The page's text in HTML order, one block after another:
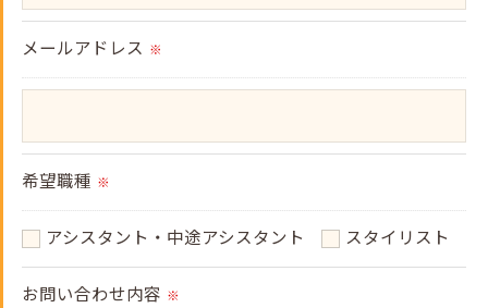
これらの委託先に対しては個人情報保護契約等の措
置をとり、適切な監督を行います。
当社では、個人情報の漏洩等がなされないよう、適
切に安全管理対策を実施します。
＜個人情報を与えなかった場合に生じる結果＞
必要な情報を頂けない場合は、それに対応した当社
メールアドレス ※
希望職種 ※
アシスタント・中途アシスタント スタイリスト
お問い合わせ内容 ※